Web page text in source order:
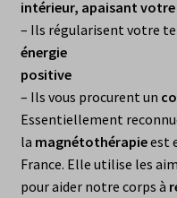
intérieur, apaisant votre
– Ils régularisent votre
énergie
positive
– Ils vous procurent un
Essentiellement
la magnétothérapieest
France. Elle utilise les
pour aider notre corps à